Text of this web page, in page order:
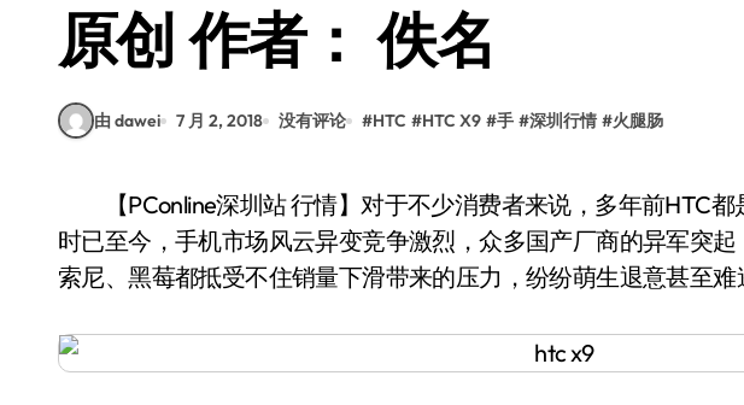
原创 作者： 佚名
由 dawei 7 月 2, 2018 没有评论 #HTC #HTC X9 #手 #深圳行情 #火腿肠
【PConline深圳站 行情】对于不少消费者来说，多年前HTC都是接触安卓手机的第一首选，
时已至今，手机市场风云异变竞争激烈，众多国产厂商的异军突起
索尼、黑莓都抵受不住销量下滑带来的压力，纷纷萌生退意甚至难